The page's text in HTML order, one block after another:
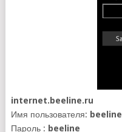
internet.beeline.ru
Имя пользователя: beeline
Пароль : beeline